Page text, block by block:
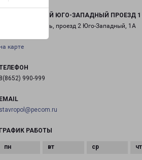
2-Й ЮГО-ЗАПАДНЫЙ ПРОЕЗД 1
Ставрополь, проезд 2 Юго-Западный, 1А
карте
990-999
РАБОТЫ